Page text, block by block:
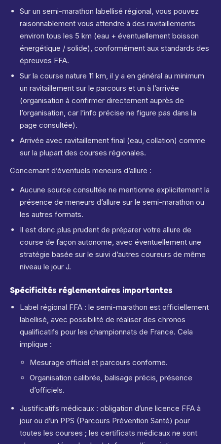
Sur un semi-marathon labellisé régional, vous pouvez
raisonnablement vous attendre à des ravitaillements
environ tous les 5 km (eau + éventuellement boisson
énergétique / solide), conformément aux standards des
épreuves FFA.
Sur la course nature 11 km, il y a en général au minimum
un ravitaillement sur le parcours et un à l’arrivée
(organisation à confirmer directement auprès de
l’organisation, car l’info précise ne figure pas dans la
page consultée).
Arrivée avec ravitaillement final (eau, collation) comme
sur la plupart des courses régionales.
Concernant d’éventuels meneurs d’allure :
Aucune source consultée ne mentionne explicitement la
présence de meneurs d’allure sur le semi-marathon ou
les autres formats.
Il est donc plus prudent de préparer votre allure de
course de façon autonome, avec éventuellement une
stratégie basée sur le suivi d’autres coureurs de même
niveau le jour J.
Spécificités réglementaires importantes
Label régional FFA : le semi-marathon est officiellement
labellisé, avec possibilité de réaliser des chronos
qualificatifs pour les championnats de France. Cela
implique :
Mesurage officiel et parcours conforme.
Organisation calibrée, balisage précis, présence
d’officiels.
Justificatifs médicaux : obligation d’une licence FFA à
jour ou d’un PPS (Parcours Prévention Santé) pour
toutes les courses ; les certificats médicaux ne sont